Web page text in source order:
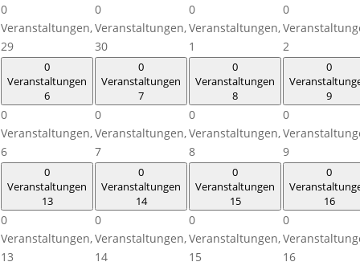
0
Veranstaltungen,
29
0
Veranstaltungen,
30
0
Veranstaltungen,
1
0
2
0
Veranstaltungen
6
0
Veranstaltungen,
6
0
Veranstaltungen
7
0
Veranstaltungen,
7
0
Veranstaltungen
8
0
Veranstaltungen,
8
0
9
0
9
0
Veranstaltungen
13
0
Veranstaltungen,
13
0
Veranstaltungen
14
0
Veranstaltungen,
14
0
Veranstaltungen
15
0
Veranstaltungen,
15
0
16
0
16